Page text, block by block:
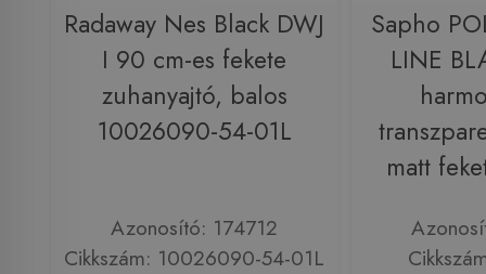
Radaway Nes Black DWJ
I 90 cm-es fekete
zuhanyajtó, balos
10026090-54-01L
Azonosító: 174712
Cikkszám: 10026090-54-01L
Sapho
LINE
matt